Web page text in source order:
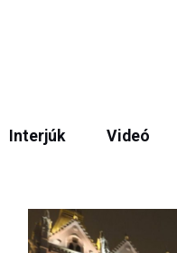
Interjúk Videó